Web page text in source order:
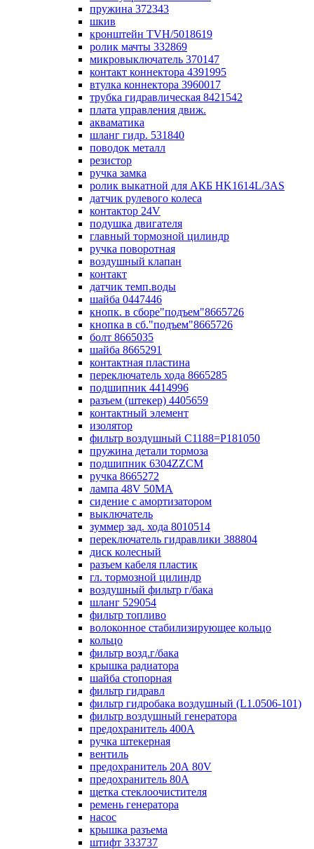
пружина 372343
шкив
кронштейн TVH/5018619
ролик мачты 332869
микровыключатель 370147
контакт коннектора 4391995
втулка коннектора 3960017
трубка гидравлическая 8421542
плата управления движ.
акваматика
шланг гидр. 531840
поводок металл
резистор
ручка замка
ролик выкатной для АКБ HK1614L/3AS
датчик рулевого колеса
контактор 24V
подушка двигателя
главный тормозной цилиндр
ручка поворотная
воздушный клапан
контакт
датчик темп.воды
шайба 0447446
кнопк. в сборе"подъем"8665726
кнопка в сб."подъем"8665726
болт 8665035
шайба 8665291
контактная пластина
переключатель хода 8665285
подшипник 4414996
разъем (штекер) 4405659
контактный элемент
изолятор
фильтр воздушный С1188=P181050
пружина детали тормоза
подшипник 6304ZZCM
ручка 8665272
лампа 48V 50МА
сидение с амортизатором
выключатель
зуммер зад. хода 8010514
переключатель гидравлики 388804
диск колесный
разъем кабеля пластик
гл. тормозной цилиндр
воздушный фильтр г/бака
шланг 529054
фильтр топливо
волоконное стабилизирующее кольцо
кольцо
фильтр возд.г/бака
крышка радиатора
шайба стопорная
фильтр гидравл
фильтр гидробака воздушный (L1.0506-101)
фильтр воздушный генератора
предохранитель 400А
ручка штекерная
вентиль
предохранитель 20А 80V
предохранитель 80А
щетка стеклоочистителя
ремень генератора
насос
крышка разъема
штифт 333737